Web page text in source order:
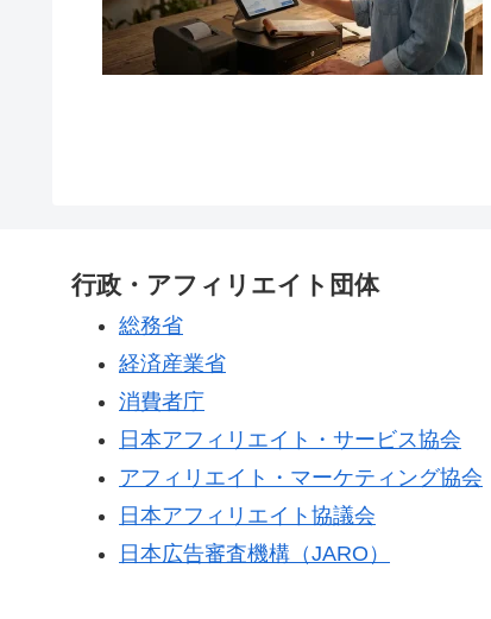
行政・アフィリエイト団体
総務省
経済産業省
消費者庁
日本アフィリエイト・サービス協会
アフィリエイト・マーケティング協会
日本アフィリエイト協議会
日本広告審査機構（JARO）